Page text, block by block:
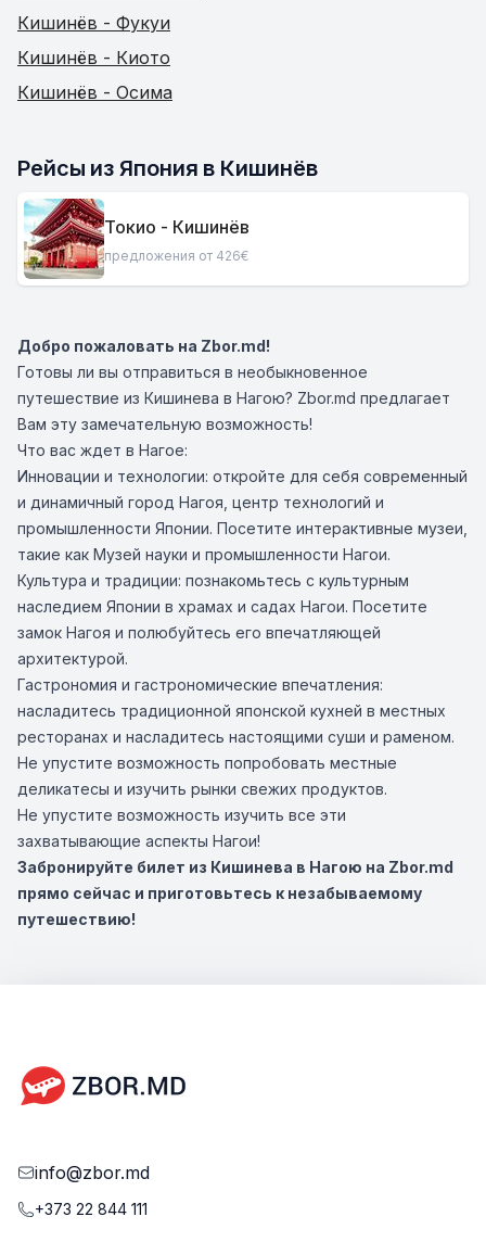
Кишинёв - Фукуи
Кишинёв - Киото
Кишинёв - Осима
Рейсы из Япония в Кишинёв
Токио - Кишинёв
предложения от 426€
Добро пожаловать на Zbor.md!
Готовы ли вы отправиться в необыкновенное
путешествие из Кишинева в Нагою? Zbor.md предлагает
Вам эту замечательную возможность!
Что вас ждет в Нагое:
Инновации и технологии: откройте для себя современный
и динамичный город Нагоя, центр технологий и
промышленности Японии. Посетите интерактивные музеи,
такие как Музей науки и промышленности Нагои.
Культура и традиции: познакомьтесь с культурным
наследием Японии в храмах и садах Нагои. Посетите
замок Нагоя и полюбуйтесь его впечатляющей
архитектурой.
Гастрономия и гастрономические впечатления:
насладитесь традиционной японской кухней в местных
ресторанах и насладитесь настоящими суши и раменом.
Не упустите возможность попробовать местные
деликатесы и изучить рынки свежих продуктов.
Не упустите возможность изучить все эти
захватывающие аспекты Нагои!
Забронируйте билет из Кишинева в Нагою на Zbor.md
прямо сейчас и приготовьтесь к незабываемому
путешествию!
info@zbor.md
+373 22 844 111